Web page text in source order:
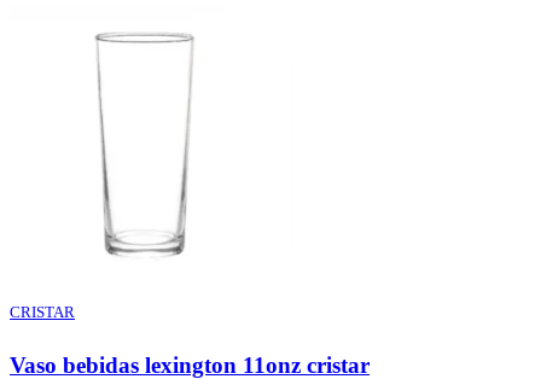
CRISTAR
Vaso bebidas lexington 11onz cristar